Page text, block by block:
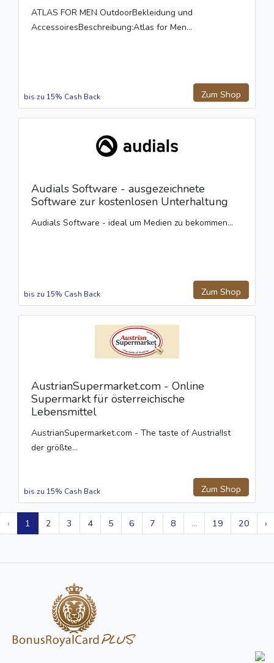
ATLAS FOR MEN OutdoorBekleidung und
AccessoiresBeschreibung:Atlas for Men...
Zum Shop
bis zu 15% Cash Back
Audials Software - ausgezeichnete
Software zur kostenlosen Unterhaltung
Audials Software - ideal um Medien zu bekommen...
Zum Shop
bis zu 15% Cash Back
AustrianSupermarket.com - Online
Supermarkt für österreichische
Lebensmittel
AustrianSupermarket.com - The taste of Austria!Ist
der größte...
Zum Shop
bis zu 15% Cash Back
‹ 1 2 3 4 5 6 7 8 ... 19 20 ›